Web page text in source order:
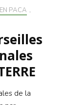
PACA ,
de la